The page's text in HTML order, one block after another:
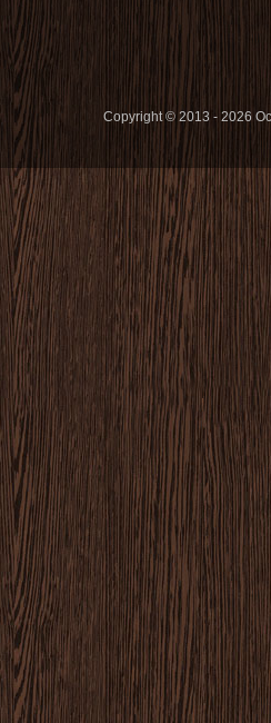
Copyright © 2013 - 2026